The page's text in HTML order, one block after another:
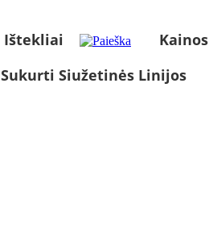
Ištekliai
Kainos
Sukurti Siužetinės Linijos